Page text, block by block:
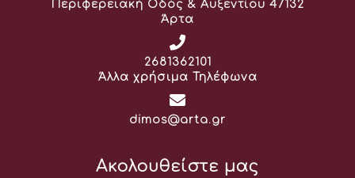
Διεύθυνση:
Περιφερειακή Οδός & Αυξεντίου 47132
Άρτα
Τηλέφωνο:
2681362101
Άλλα χρήσιμα Τηλέφωνα
Email:
dimos@arta.gr
Ακολουθείστε μας